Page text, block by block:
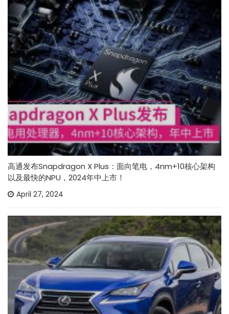
高通发布Snapdragon X Plus：面向笔电，4nm+10核心架构
以及最快的NPU，2024年中上市！
April 27, 2024